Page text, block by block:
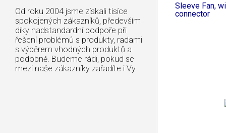
Od roku 2004 jsme získali tisíce
spokojených zákazníků, především
díky nadstandardní podpoře při
řešení problémů s produkty, radami
s výběrem vhodných produktů a
podobně. Budeme rádi, pokud se
mezi naše zákazníky zařadíte i Vy.
Sleeve Fan,
connector